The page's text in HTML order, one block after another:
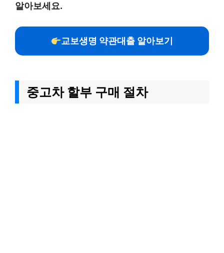
알아보세요.
교보생명 약관대출 알아보기
중고차 할부 구매 절차